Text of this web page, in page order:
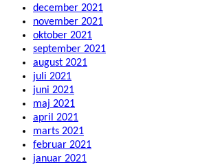
december 2021
november 2021
oktober 2021
september 2021
august 2021
juli 2021
juni 2021
maj 2021
april 2021
marts 2021
februar 2021
januar 2021